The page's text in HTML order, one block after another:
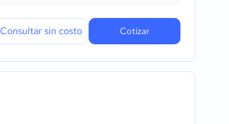
Consultar sin costo Cotizar